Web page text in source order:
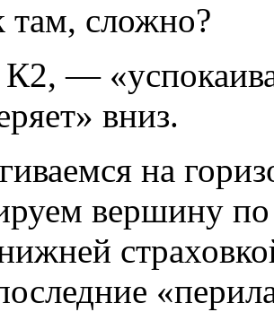
там, сложно?
—
вниз.
на
вершину